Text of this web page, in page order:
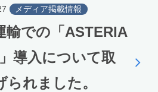
メディア掲載情報
輸での「ASTERIA
導入について取
られました。